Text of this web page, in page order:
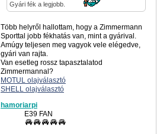
Gyári fék a legjobb.
Több helyről hallottam, hogy a Zimmermann
Sporttal jobb fékhatás van, mint a gyárival.
Amúgy teljesen meg vagyok vele elégedve,
gyári van rajta.
Van esetleg rossz tapasztalatod
Zimmermannal?
MOTUL olajválasztó
SHELL olajválasztó
hamoriarpi
E39 FAN